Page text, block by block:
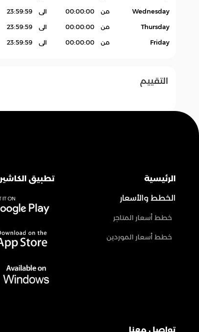
Wednesday من 00:00:00 الى 23:59:59
Thursday من 00:00:00 الى 23:59:59
Friday من 00:00:00 الى 23:59:59
التقييم
الرئيسية
الخطط والأسعار
خطط أسعار المتاجر
خطط أسعار الموردين
تطبيق الكاشير
تواصل معنا